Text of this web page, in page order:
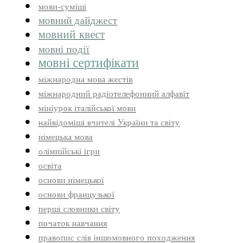
мови-суміші
мовний дайджест
мовний квест
мовні події
мовні сертифікати
міжнародна мова жестів
міжнародний радіотелефонний алфавіт
мініурок італійської мови
найвідоміші вчителі України та світу
німецька мова
олімпійські ігри
освіта
основи німецької
основи французької
перші словники світу
початок навчання
правопис слів іншомовного походження